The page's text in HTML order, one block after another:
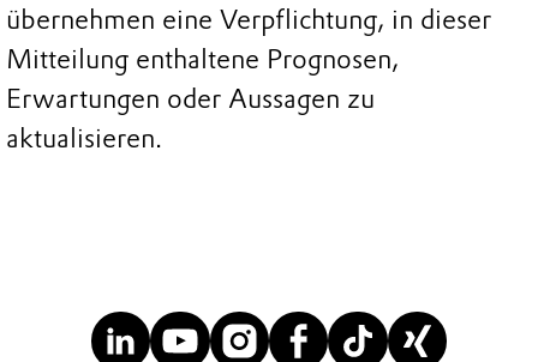
übernehmen eine Verpflichtung, in dieser
Mitteilung enthaltene Prognosen,
Erwartungen oder Aussagen zu
aktualisieren.